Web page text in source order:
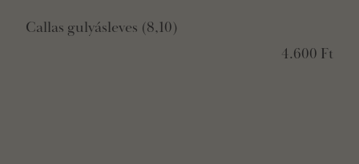
Callas gulyásleves (8,10)
4.600 Ft